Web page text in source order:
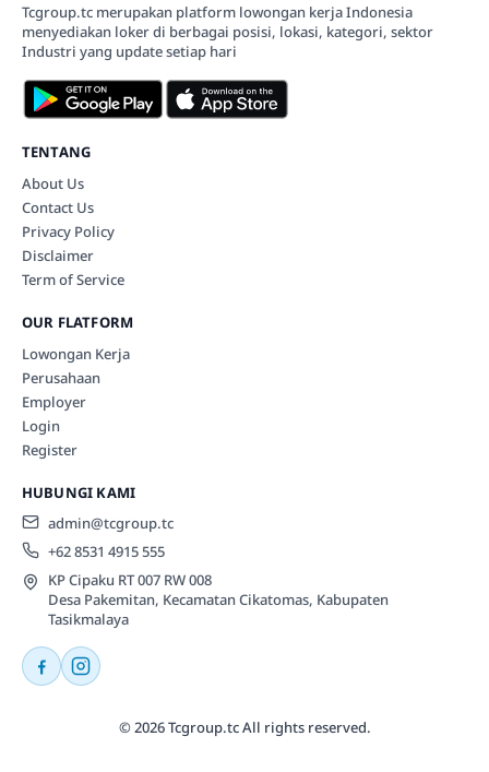
Tcgroup.tc merupakan platform lowongan kerja Indonesia
menyediakan loker di berbagai posisi, lokasi, kategori, sektor
Industri yang update setiap hari
TENTANG
About Us
Contact Us
Privacy Policy
Disclaimer
Term of Service
OUR FLATFORM
Lowongan Kerja
Perusahaan
Employer
Login
Register
HUBUNGI KAMI
admin@tcgroup.tc
+62 8531 4915 555
KP Cipaku RT 007 RW 008
Desa Pakemitan, Kecamatan Cikatomas, Kabupaten
Tasikmalaya
© 2026 Tcgroup.tc All rights reserved.